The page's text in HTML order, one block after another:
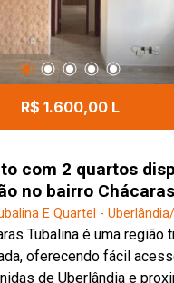
R$ 1.600,00 L
com 2 quartos
no bairro Chácaras
Uberlândia-MG
E Quartel -
Tubalina é uma região
oferecendo fácil
de Uberlândia e